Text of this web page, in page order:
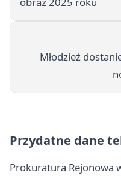
Młodzież
Przydatne dane
Prokuratura Rejonowa